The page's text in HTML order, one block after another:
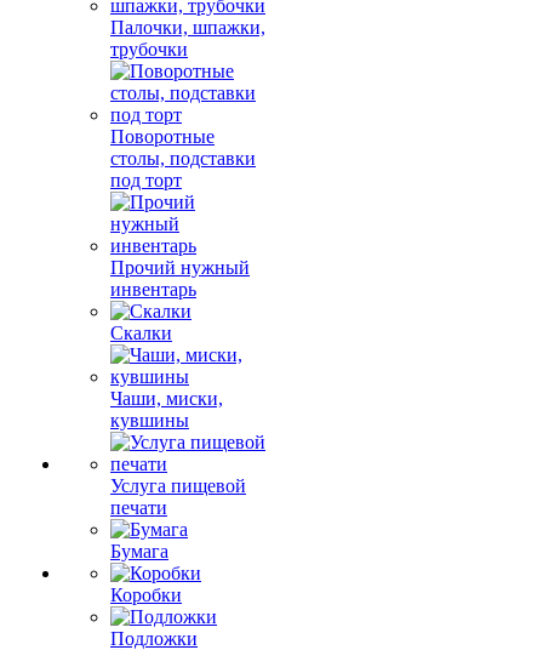
Палочки, шпажки,
трубочки
Поворотные
столы, подставки
под торт
Прочий нужный
инвентарь
Скалки
Чаши, миски,
кувшины
Услуга пищевой
печати
Бумага
Коробки
Подложки